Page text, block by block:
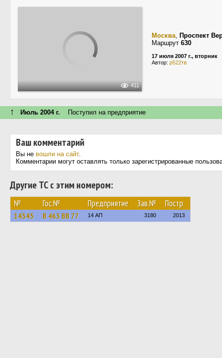
411
Москва, Проспект
Маршрут 630
17 июля 2007 г., вторник
Автор: р522тв
↑ Июль 2004 г. Поступил на предприятие
Ваш комментарий
Вы не вошли на сайт.
Комментарии могут оставлять только зарегистрированные
Другие ТС с этим номером:
№ Гос.№ Предприятие Зав.№ Постр.
14345 В 463 ВВ 77 14 АП 3180 2013